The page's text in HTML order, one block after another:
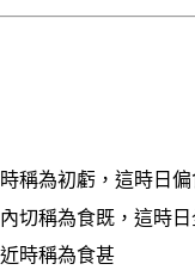
稱為初虧，這時日
切稱為食既，這時
時稱為食甚